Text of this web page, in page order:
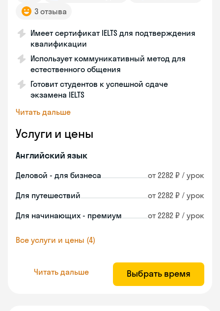
3 отзыва
Имеет сертификат IELTS для подтверждения
квалификации
Использует коммуникативный метод для
естественного общения
Готовит студентов к успешной сдаче
экзамена IELTS
Читать дальше
Услуги и цены
Английский язык
Деловой - для бизнеса от 2282 ₽ / урок
Для путешествий от 2282 ₽ / урок
Для начинающих - премиум от 2282 ₽ / урок
Все услуги и цены (4)
Читать дальше Выбрать время